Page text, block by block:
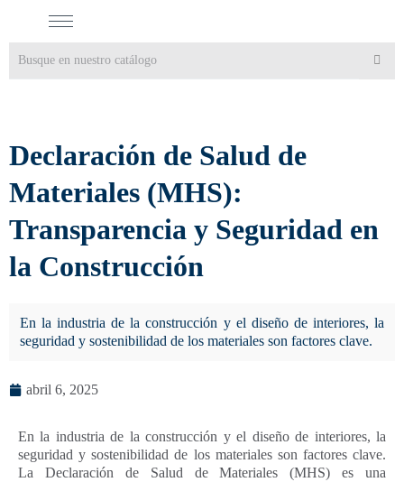
Declaración de Salud de
Materiales (MHS):
Transparencia y Seguridad en
la Construcción
En la industria de la construcción y el diseño de interiores, la
seguridad y sostenibilidad de los materiales son factores clave.
abril 6, 2025
En la industria de la construcción y el diseño de interiores, la
seguridad y sostenibilidad de los materiales son factores clave.
La Declaración de Salud de Materiales (MHS) es una